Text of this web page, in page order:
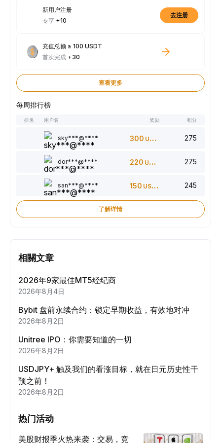
新用户注册
专享 +10
去注册
充值总额 ≥ 100 USDT
首次完成 +30
查看更多
每周排行榜
排名 用户名 奖励 积分
sky***@**** 300 USDT 275
dor***@**** 220 USDT 275
san***@**** 150 USDT 245
了解详情
相關文章
2026年9家最佳MT5经纪商
2026年8月4日
Bybit 盘前永续合约：锁定早期收益，有效地对冲
2026年8月2日
Unitree IPO：你需要知道的一切
2026年8月2日
USDJPY+ 触及我们的看涨目标，就在日元历史性干
预之前！
2026年8月2日
热门活动
美股财报季火热来袭：交易，竞